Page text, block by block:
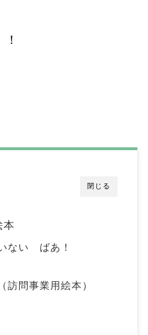
閉じる
本
ない ばあ！
訪問事業用絵本）